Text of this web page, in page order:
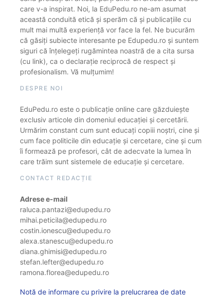
care v-a inspirat. Noi, la EduPedu.ro ne-am asumat
această conduită etică și sperăm că și publicațiile cu
mult mai multă experiență vor face la fel. Ne bucurăm
că găsiți subiecte interesante pe Edupedu.ro și suntem
siguri că înțelegeți rugămintea noastră de a cita sursa
(cu link), ca o declarație reciprocă de respect și
profesionalism. Vă mulțumim!
DESPRE NOI
EduPedu.ro este o publicație online care găzduiește
exclusiv articole din domeniul educației și cercetării.
Urmărim constant cum sunt educați copiii noștri, cine și
cum face politicile din educație și cercetare, cine și cum
îi formează pe profesori, cât de adecvate la lumea în
care trăim sunt sistemele de educație și cercetare.
CONTACT REDACȚIE
Adrese e-mail
raluca.pantazi@edupedu.ro
mihai.peticila@edupedu.ro
costin.ionescu@edupedu.ro
alexa.stanescu@edupedu.ro
diana.ghimisi@edupedu.ro
stefan.lefter@edupedu.ro
ramona.florea@edupedu.ro
Notă de informare cu privire la prelucrarea de date